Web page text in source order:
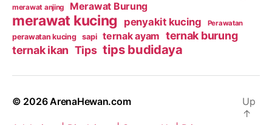
merawat anjing Merawat Burung
merawat kucing penyakit kucing Perawatan
perawatan kucing sapi ternak ayam ternak burung
ternak ikan Tips tips budidaya
© 2026ArenaHewan.com
Up
↑